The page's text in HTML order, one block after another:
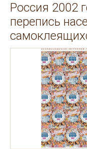
Россия 2002
перепись